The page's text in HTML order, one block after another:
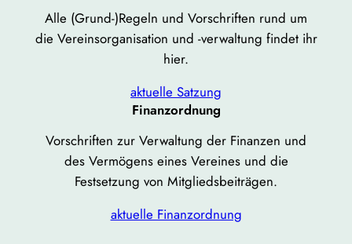
Alle (Grund-)Regeln und Vorschriften rund um
die Vereinsorganisation und -verwaltung findet ihr
hier.
aktuelle Satzung
Finanzordnung
Vorschriften zur Verwaltung der Finanzen und
des Vermögens eines Vereines und die
Festsetzung von Mitgliedsbeiträgen.
aktuelle Finanzordnung